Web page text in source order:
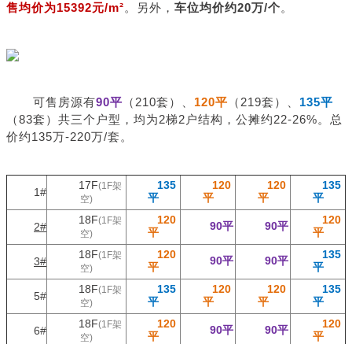
售均价为15392元/m²。另外， 车位均价约20万/个。
可售房源有90平 （210套）、 120平 （219套）、 135平
（83套）共三个户型，均为2梯2户结构，公摊约22-26%。总
价约135万-220万/套。
1#
17F(1F架
空)
135
平
120
平
120
平
135
平
2#
18F(1F架
空)
120
平
90平 90平
120
平
3#
18F(1F架
空)
120
平
90平 90平
135
平
5#
18F(1F架
空)
135
平
120
平
120
平
135
平
6#
18F(1F架
空)
120
平
90平 90平
120
平